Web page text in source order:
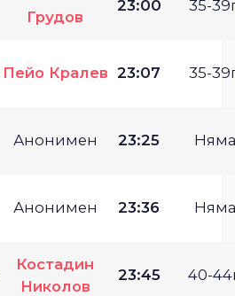
Грудов
23:00 35-
Пейо Кралев 23:07 35-
Анонимен 23:25 Няма
Анонимен 23:36 Няма
Костадин
Николов
23:45 40-